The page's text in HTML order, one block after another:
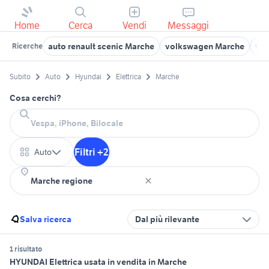
Home Cerca Vendi Messaggi
Ricerche auto renault scenic Marche volkswagen Marche
Subito Auto Hyundai Elettrica Marche
Cosa cerchi?
Auto Filtri +2
Salva ricerca Dal più rilevante
1 risultato
HYUNDAI Elettrica usata in vendita in Marche